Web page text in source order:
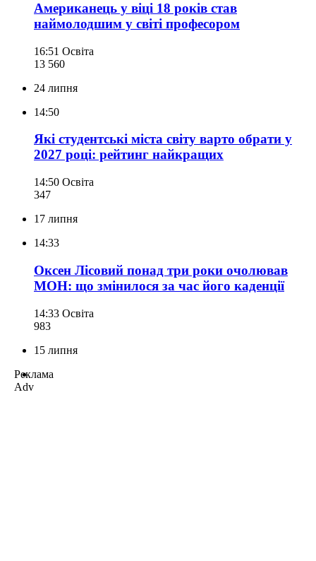
Американець у віці 18 років став
наймолодшим у світі професором
16:51 Освіта
13 560
24 липня
14:50
Які студентські міста світу варто обрати у
2027 році: рейтинг найкращих
14:50 Освіта
347
17 липня
14:33
Оксен Лісовий понад три роки очолював
МОН: що змінилося за час його каденції
14:33 Освіта
983
15 липня
Реклама
Adv